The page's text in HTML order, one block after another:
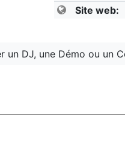
Site web:
un DJ, une Démo ou un